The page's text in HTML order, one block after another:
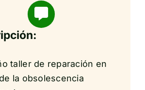
taller de reparación en
la obsolescencia